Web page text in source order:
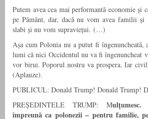
Putem avea cea mai performantă economie și
pe Pământ, dar, dacă nu vom avea familii
slabi și nu vom supraviețui. (…)
Așa cum Polonia nu a putut fi
lumi că nici Occidentul nu va fi îngenuncheat
vor birui. Poporul nostru va prospera. Iar
(Aplauze).
PUBLICUL: Donald Trump! Donald Trump!
PREȘEDINTELE TRUMP: M
împreună ca polonezii – pentru familie,